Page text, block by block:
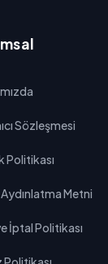
Sözleşmesi
Politikası
Metni
İptal Politikası